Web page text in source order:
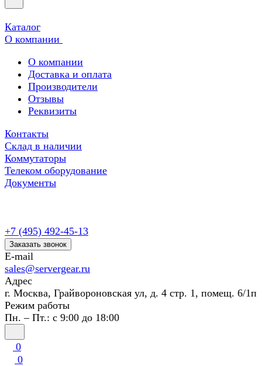
Каталог
О компании
О компании
Доставка и оплата
Производители
Отзывы
Реквизиты
Контакты
Склад в наличии
Коммутаторы
Телеком оборудование
Документы
+7 (495) 492-45-13
Заказать звонок
E-mail
sales@servergear.ru
Адрес
г. Москва, Грайвороновская ул, д. 4 стр. 1, помещ. 6/1п
Режим работы
Пн. – Пт.: с 9:00 до 18:00
0
0